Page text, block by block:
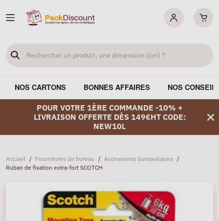
NOS CARTONS BONNES AFFAIRES NOS
POUR VOTRE 1ÈRE COMMANDE -10% +
LIVRAISON OFFERTE DÈS 149€HT CODE:
NEW10L
Accueil / Fournitures de bureau / Accessoires bureautiques /
Ruban de fixation extra-fort SCOTCH